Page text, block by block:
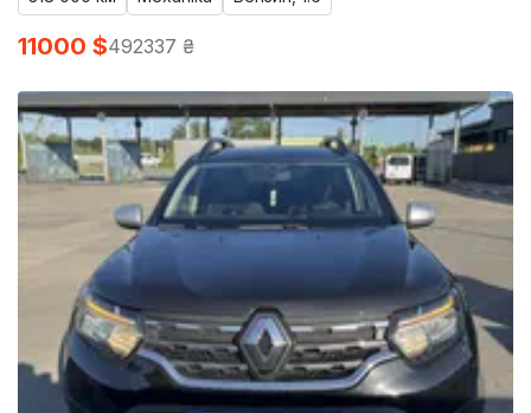
11000 $492337 ₴